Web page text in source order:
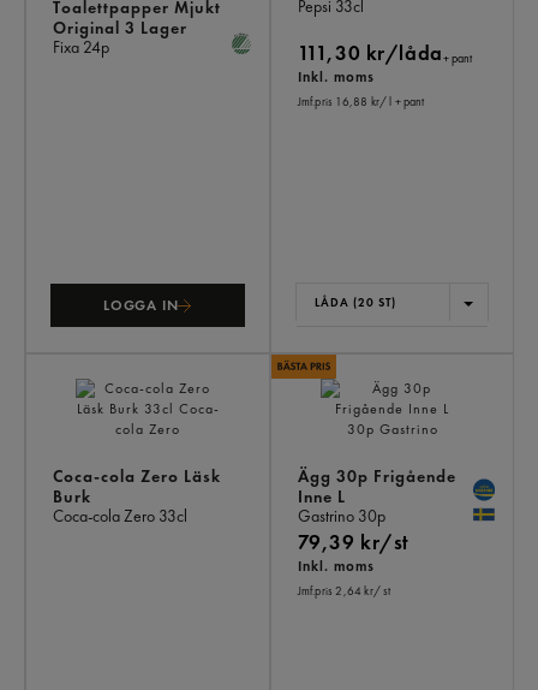
Toalettpapper Mjukt
Original 3 Lager
Fixa 24p
LOGGA IN
Pepsi 33cl
111,30 kr/låda+ pant
Inkl. moms
Jmf.pris 16,88 kr/ l + pant
LÅDA (20 ST)
Coca-cola Zero Läsk
Burk
Coca-cola Zero 33cl
Ägg 30p Frigående
Inne L
Gastrino 30p
79,39 kr/st
Inkl. moms
Jmf.pris 2,64 kr/ st